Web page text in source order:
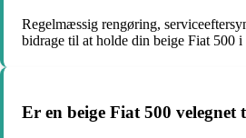
Regelmæssig rengøring,
bidrage til at holde din beige Fiat 500 i
Er en beige Fiat 500 velegnet